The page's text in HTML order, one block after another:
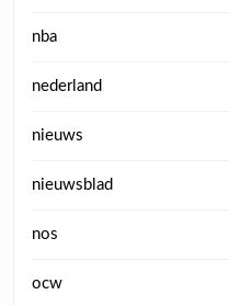
nba
nederland
nieuws
nieuwsblad
nos
ocw